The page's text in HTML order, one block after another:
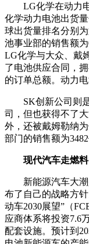
LG化学在动力
化学动力电池出货
球出货量排名分别
池事业部的销售额
LG化学与大众、戴
了电池供应合同，
的订单总额。动力
SK创新公司则
司，但也获得不了
外，还被戴姆勒纳
部门的销售额为
现代汽车走燃
新能源汽车大
布了自己的战略方
动车2030展望”（
应商体系将投资7.6
配套设施。预计到